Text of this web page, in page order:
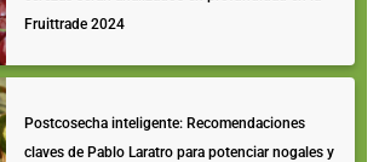
Fruittrade 2024
Postcosecha inteligente: Recomendaciones
claves de Pablo Laratro para potenciar nogales y